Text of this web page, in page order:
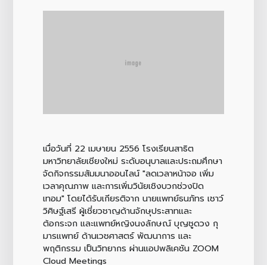
เมื่อวันที่ 22 เมษายน 2556 โรงเรียนสาธิต
มหาวิทยาลัยเชียงใหม่ ระดับอนุบาลและประถมศึกษา
จัดกิจกรรมสัมมนาออนไลน์ "ลดเวลาหน้าจอ เพิ่ม
เวลาคุณภาพ และการเพิ่มวินัยเชิงบวกช่วงปิด
เทอม" โดยได้รับเกียรติจาก นายแพทย์ธนภัทร เชาว์
วิศิษฐ์เสรี ผู้เชี่ยวชาญด้านจักษุประสาทและ
ต้อกระจก และแพทย์หญิงนงลักษณ์ บุญชูดวง กุ
มารเเพทย์ ด้านเวชศาสตร์ พัฒนาการ และ
พฤติกรรม เป็นวิทยากร ผ่านแอปพลิเคชัน ‎ZOOM
Cloud Meetings